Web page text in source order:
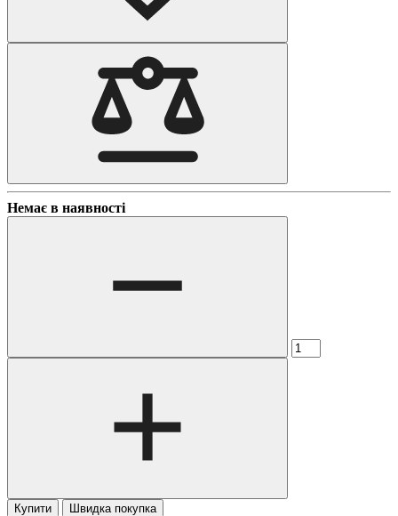
Немає в наявності
Купити Швидка покупка